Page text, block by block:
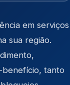
em serviços
sua região.
benefício, tanto